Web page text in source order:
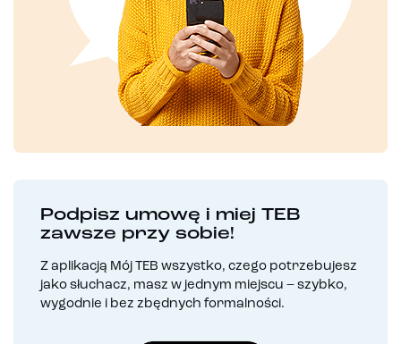
Podpisz umowę i miej TEB
zawsze przy sobie!
Z aplikacją Mój TEB wszystko, czego potrzebujesz
jako słuchacz, masz w jednym miejscu – szybko,
wygodnie i bez zbędnych formalności.